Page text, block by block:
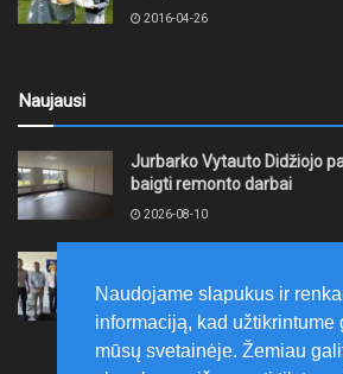
2016-04-26
Naujausi
Jurbarko Vytauto Didžiojo
baigti remonto darbai
2026-08-10
asociacijos „Plungės
2026-08-10
Naudojame slapukus ir
informaciją, kad užtikrintume
mūsų svetainėje. Žemiau